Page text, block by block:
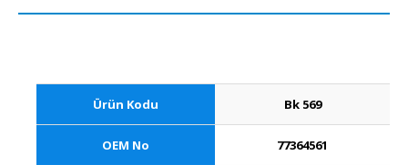
Ürün Kodu Bk 569
OEM No 77364561